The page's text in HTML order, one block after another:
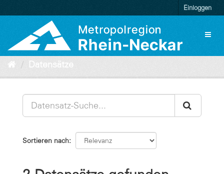
zum
Einloggen
Datensätze
Sortieren nach